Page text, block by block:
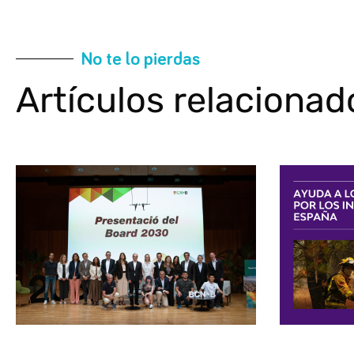
No te lo pierdas
Artículos